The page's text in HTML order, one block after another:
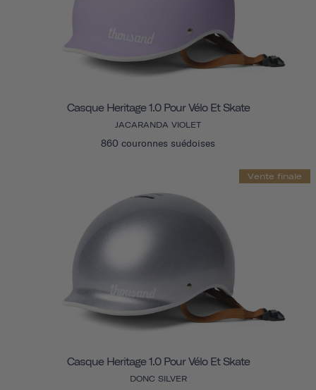
Casque Heritage 1.0 Pour Vélo Et Skate
JACARANDA VIOLET
860 couronnes suédoises
Vente finale
Casque Heritage 1.0 Pour Vélo Et Skate
DONC SILVER